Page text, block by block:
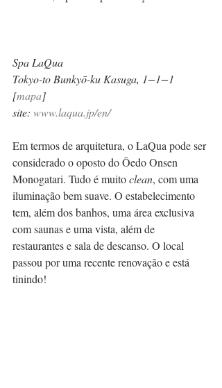
Spa LaQua
Tokyo-to Bunkyō-ku Kasuga, 1−1−1
[mapa]
site: www.laqua.jp/en/
Em termos de arquitetura, o LaQua pode ser
considerado o oposto do Ōedo Onsen
Monogatari. Tudo é muito clean, com uma
iluminação bem suave. O estabelecimento
tem, além dos banhos, uma área exclusiva
com saunas e uma vista, além de
restaurantes e sala de descanso. O local
passou por uma recente renovação e está
tinindo!